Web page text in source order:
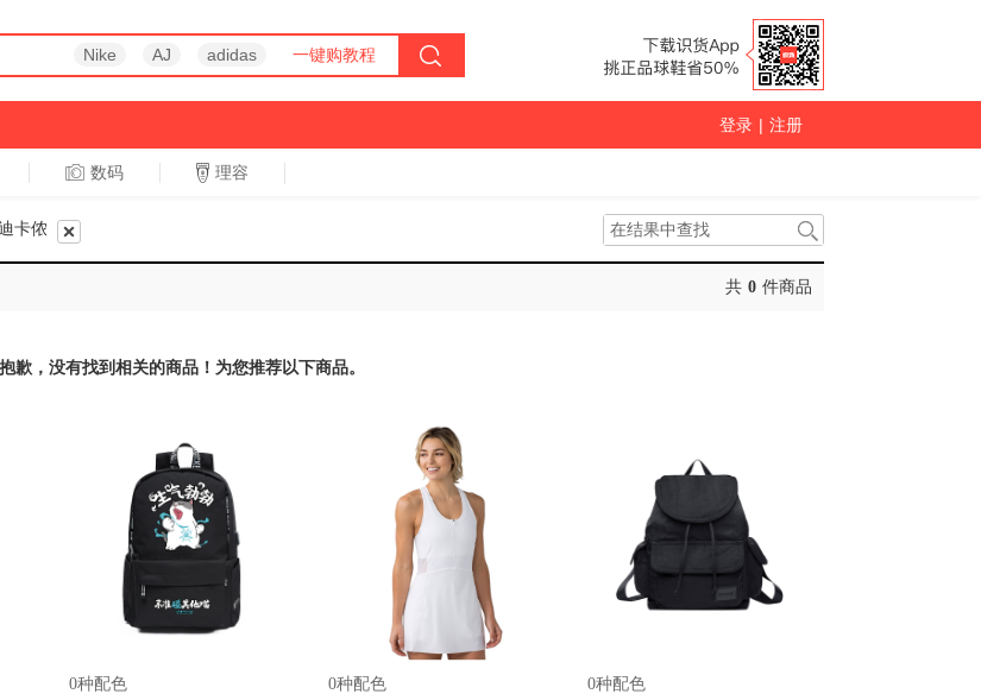
Nike AJ adidas 一键购教程
登录 | 注册
数码 理容
卡侬
共 0 件商品
抱歉，没有找到相关的商品！为您推荐以下商品。
0种配色 0种配色 0种配色